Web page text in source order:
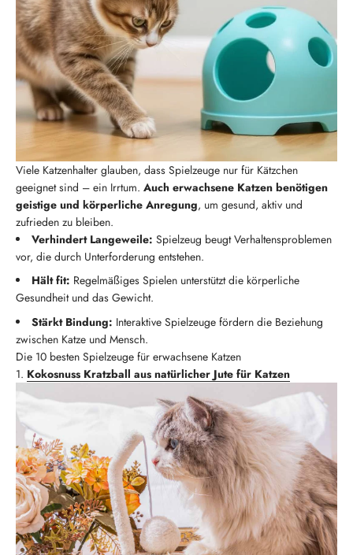
Viele Katzenhalter glauben, dass Spielzeuge nur für Kätzchen
geeignet sind – ein Irrtum. Auch erwachsene Katzen benötigen
geistige und körperliche Anregung, um gesund, aktiv und
zufrieden zu bleiben.
Verhindert Langeweile: Spielzeug beugt Verhaltensproblemen
vor, die durch Unterforderung entstehen.
Hält fit: Regelmäßiges Spielen unterstützt die körperliche
Gesundheit und das Gewicht.
Stärkt Bindung: Interaktive Spielzeuge fördern die Beziehung
zwischen Katze und Mensch.
Die 10 besten Spielzeuge für erwachsene Katzen
1. Kokosnuss Kratzball aus natürlicher Jute für Katzen